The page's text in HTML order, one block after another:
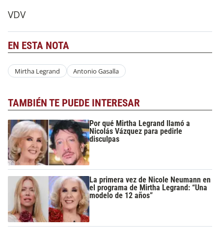
VDV
EN ESTA NOTA
Mirtha Legrand Antonio Gasalla
TAMBIÉN TE PUEDE INTERESAR
Por qué Mirtha Legrand llamó a
Nicolás Vázquez para pedirle
disculpas
La primera vez de Nicole Neumann en
el programa de Mirtha Legrand: “Una
modelo de 12 años”